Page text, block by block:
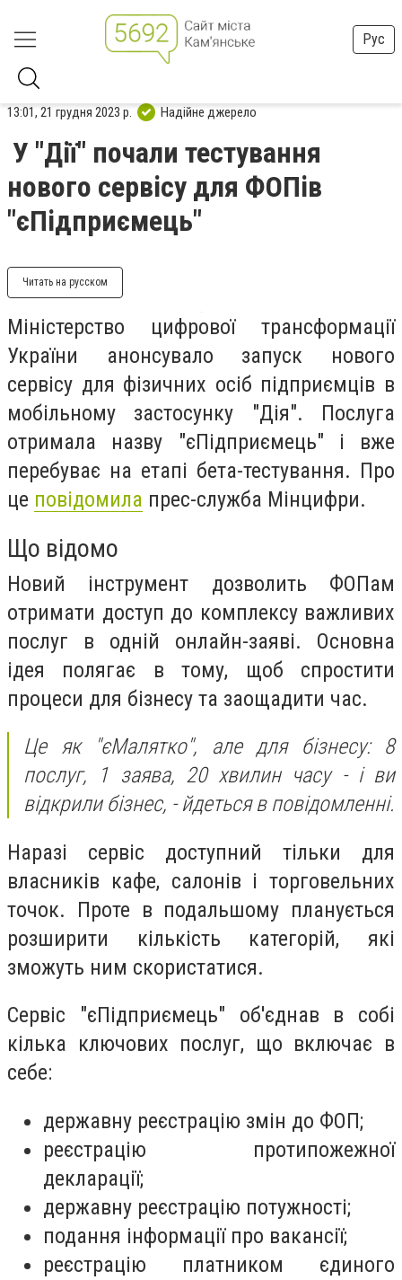
Рус
13:01, 21 грудня 2023 р. Надійне джерело
У "Дії" почали тестування
нового сервісу для ФОПів
"єПідприємець"
Читать на русском
Міністерство цифрової трансформації
України анонсувало запуск нового
сервісу для фізичних осіб підприємців в
мобільному застосунку "Дія". Послуга
отримала назву "єПідприємець" і вже
перебуває на етапі бета-тестування. Про
це повідомила прес-служба Мінцифри.
Що відомо
Новий інструмент дозволить ФОПам
отримати доступ до комплексу важливих
послуг в одній онлайн-заяві. Основна
ідея полягає в тому, щоб спростити
процеси для бізнесу та заощадити час.
Це як "єМалятко", але для бізнесу: 8
послуг, 1 заява, 20 хвилин часу - і ви
відкрили бізнес, - йдеться в повідомленні.
Наразі сервіс доступний тільки для
власників кафе, салонів і торговельних
точок. Проте в подальшому планується
розширити кількість категорій, які
зможуть ним скористатися.
Сервіс "єПідприємець" об'єднав в собі
кілька ключових послуг, що включає в
себе:
державну реєстрацію змін до ФОП;
реєстрацію протипожежної
декларації;
державну реєстрацію потужності;
подання інформації про вакансії;
реєстрацію платником єдиного